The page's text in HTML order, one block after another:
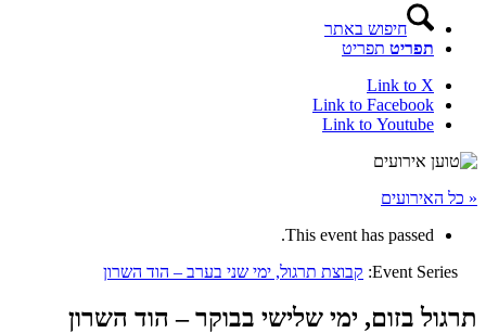
חיפוש באתר
תפריט תפריט
Link to X
Link to Facebook
Link to Youtube
« כל האירועים
This event has passed.
Event Series: קבוצת תרגול, ימי שני בערב – הוד השרון
תרגול בזום, ימי שלישי בבוקר – הוד השרון